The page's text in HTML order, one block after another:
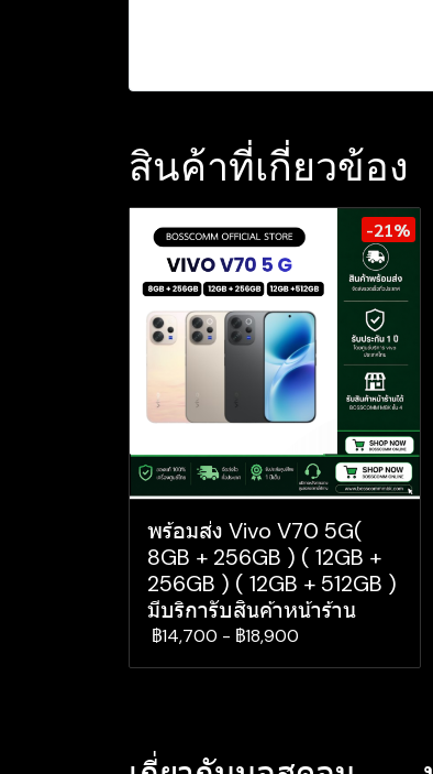
สินค้าที่เกี่ยวข้อง
-21%
พร้อมส่ง Vivo V70 5G(
8GB + 256GB ) ( 12GB +
256GB ) ( 12GB + 512GB )
มีบริการับสินค้าหน้าร้าน
฿14,700 - ฿18,900